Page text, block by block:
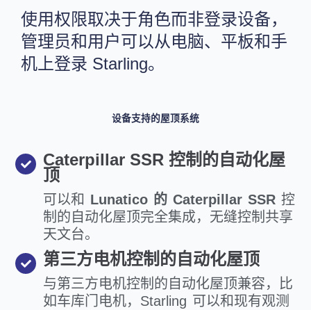
使用权限取决于角色而非登录设备，
管理员和用户可以从电脑、平板和手
机上登录 Starling。
设备支持的屋顶系统
Caterpillar SSR 控制的自动化屋
顶
可以和 Lunatico 的 Caterpillar SSR 控
制的自动化屋顶完全集成，无缝控制共享
天文台。
第三方电机控制的自动化屋顶
与第三方电机控制的自动化屋顶兼容，比
如车库门电机，Starling 可以和现有观测